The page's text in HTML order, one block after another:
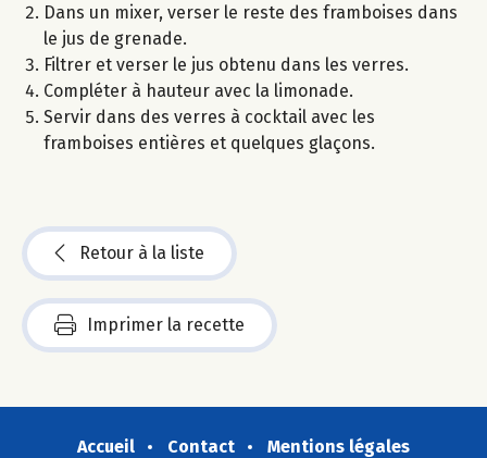
Dans un mixer, verser le reste des framboises dans
le jus de grenade.
Filtrer et verser le jus obtenu dans les verres.
Compléter à hauteur avec la limonade.
Servir dans des verres à cocktail avec les
framboises entières et quelques glaçons.
Retour à la liste
Imprimer la recette
Accueil Contact
Mentions légales